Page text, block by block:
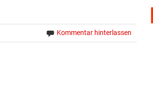
Kommentar hinterlassen